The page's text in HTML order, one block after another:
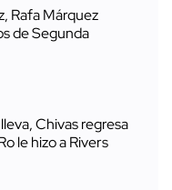
Rafa Márquez
de Segunda
Chivas regresa
le hizo a Rivers